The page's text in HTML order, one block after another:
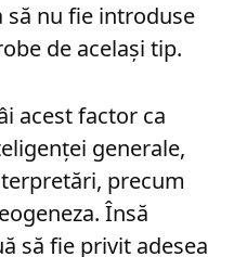
să nu fie introduse
de același tip.
acest factor ca
generale,
precum
Însă
să fie privit adesea